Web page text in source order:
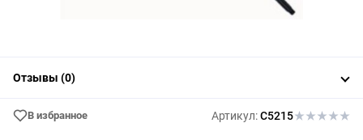
Отзывы (0)
В избранное Артикул:C5215